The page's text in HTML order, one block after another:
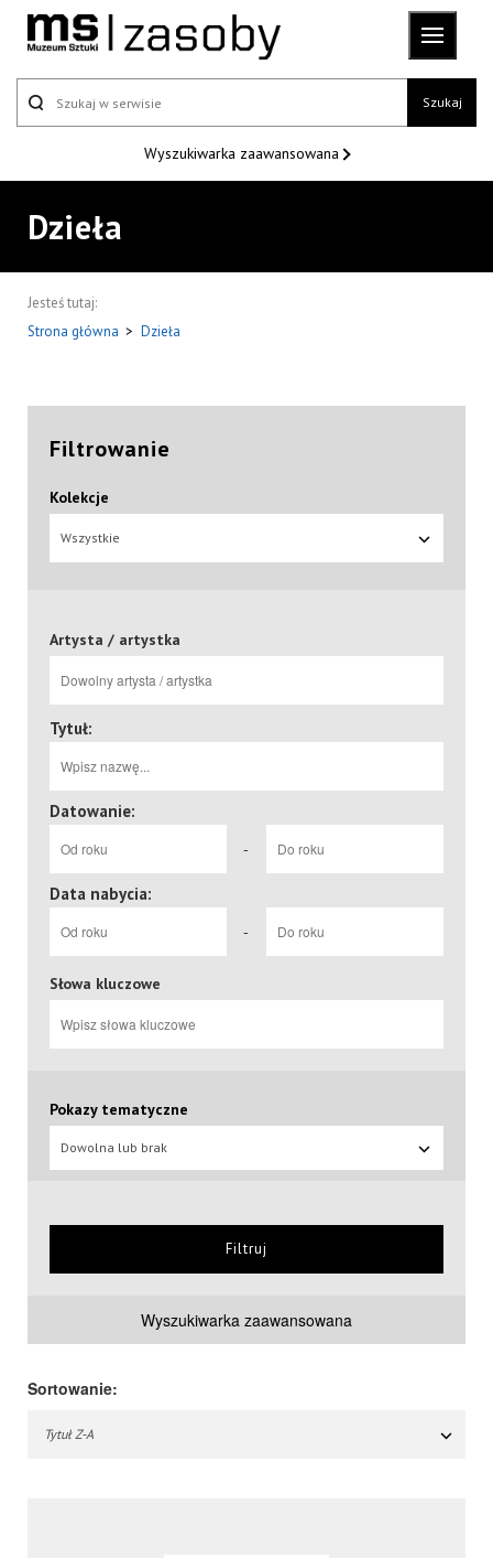
Szukaj
Wyszukiwarka zaawansowana
Dzieła
Jesteś tutaj:
Strona główna > Dzieła
Filtrowanie
Kolekcje
Wszystkie
Artysta / artystka
Tytuł:
Datowanie:
-
Data nabycia:
-
Słowa kluczowe
Pokazy tematyczne
Dowolna lub brak
Filtruj
Wyszukiwarka zaawansowana
Sortowanie:
Tytuł Z-A